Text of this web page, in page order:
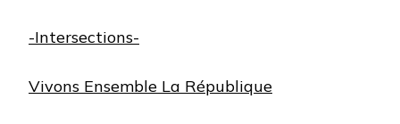
-Intersections-
Vivons Ensemble La République